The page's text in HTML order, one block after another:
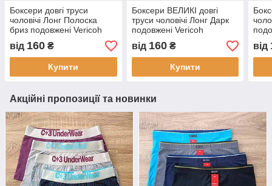
Боксери довгі труси
чоловічі Лонг Полоска
бриз подовжені Vericoh
від 160 ₴
Купити
Боксери ВЕЛИКІ довгі
труси чоловічі Лонг Дарк
подовжені Vericoh
від 160₴
Купити
від
Акційні пропозиції та новинки